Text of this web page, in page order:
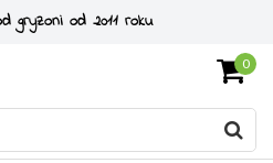
gryzoni od 2011 roku
0